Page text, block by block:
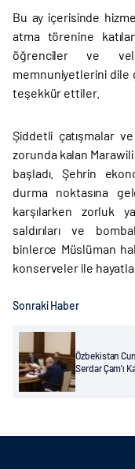
Bu ay içerisinde
atma törenine
öğrenciler ve
memnuniyetlerini dile
teşekkür ettiler.
Şiddetli çatışmalar
zorunda kalan
başladı. Şehrin
durma noktasına
karşılarken zorluk
saldırıları ve
binlerce Müslüman
konserveler ile
Sonraki Haber
Özbekistan
Serdar Çam'ı